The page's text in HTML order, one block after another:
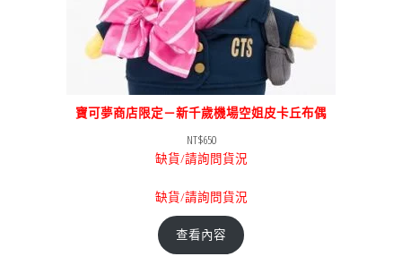
寶可夢商店限定－新千歲機場空姐皮卡丘布偶
NT$650
缺貨/請詢問貨況
缺貨/請詢問貨況
查看內容